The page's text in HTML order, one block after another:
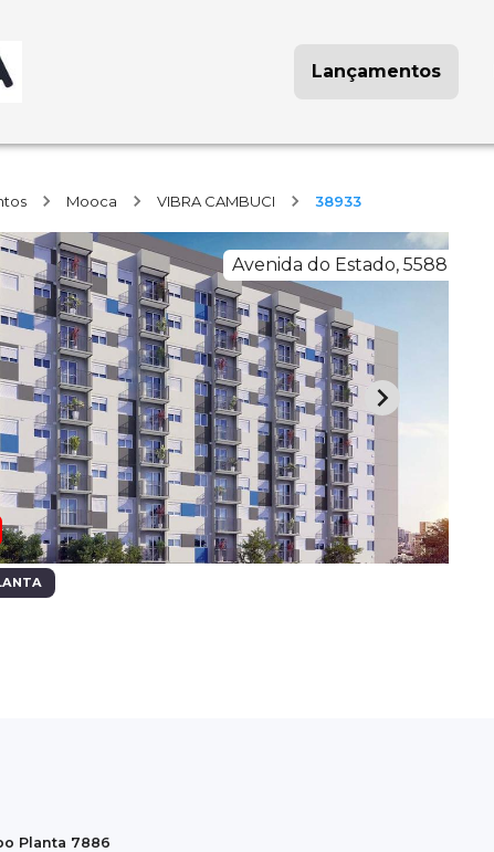
Lançamentos
Mooca VIBRA CAMBUCI 38933
Avenida do Estado, 5588
Planta 7886